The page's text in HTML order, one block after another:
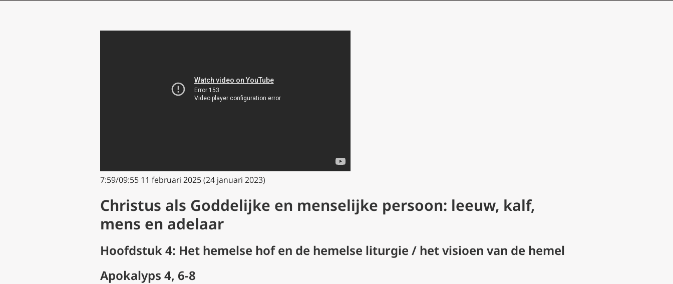
7:59/09:55 11 februari 2025 (24 januari 2023)
Christus als Goddelijke en menselijke persoon: leeuw, kalf,
mens en adelaar
Hoofdstuk 4: Het hemelse hof en de hemelse liturgie / het visioen van de hemel
Apokalyps 4, 6-8